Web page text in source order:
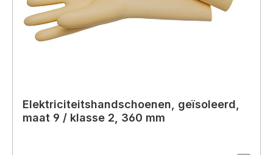
Elektriciteitshandschoenen, geïsoleerd,
maat 9 / klasse 2, 360 mm